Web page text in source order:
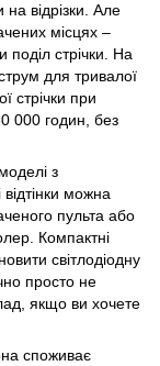
на відрізки. Але
місцях –
поділ стрічки. На
для тривалої
стрічки при
000 годин, без
з
відтінки можна
пульта або
Компактні
світлодіодну
просто не
якщо ви хочете
споживає